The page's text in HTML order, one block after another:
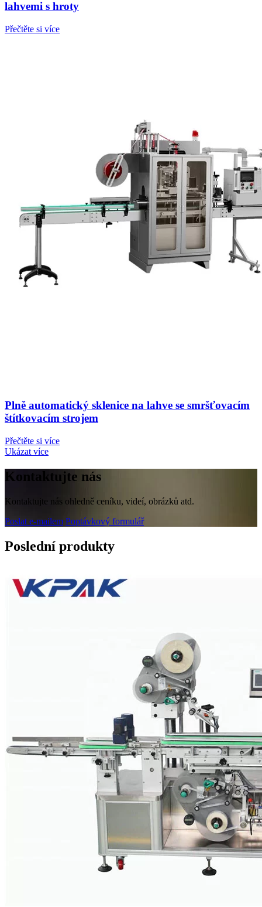
lahvemi s hroty
Přečtěte si více
Plně automatický sklenice na lahve se smršťovacím
štítkovacím strojem
Přečtěte si více
Ukázat více
Kontaktujte nás
Kontaktujte nás ohledně ceníku, videí, obrázků atd.
Poslat e-mailem Poptávkový formulář
Poslední produkty